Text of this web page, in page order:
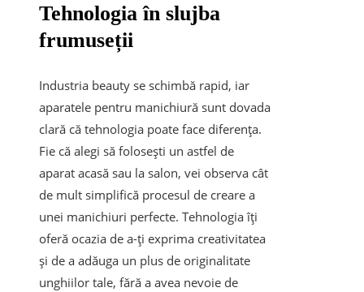
Tehnologia în slujba
frumuseții
Industria beauty se schimbă rapid, iar
aparatele pentru manichiură sunt dovada
clară că tehnologia poate face diferența.
Fie că alegi să folosești un astfel de
aparat acasă sau la salon, vei observa cât
de mult simplifică procesul de creare a
unei manichiuri perfecte. Tehnologia îți
oferă ocazia de a-ți exprima creativitatea
și de a adăuga un plus de originalitate
unghiilor tale, fără a avea nevoie de